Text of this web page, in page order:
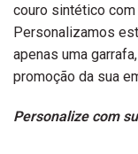
couro sintético
Personalizamos
apenas uma
promoção da sua
Personalize com